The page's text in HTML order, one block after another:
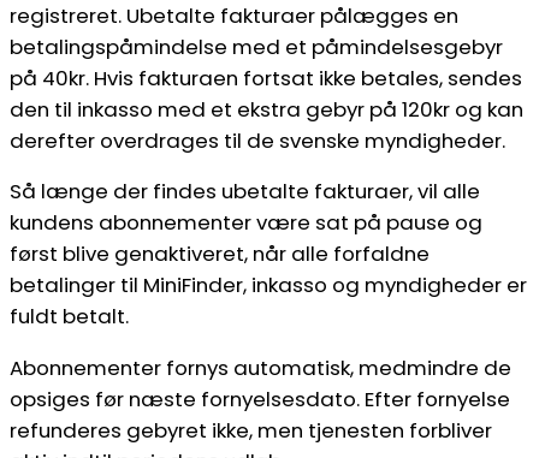
registreret. Ubetalte fakturaer pålægges en
betalingspåmindelse med et påmindelsesgebyr
på 40kr. Hvis fakturaen fortsat ikke betales, sendes
den til inkasso med et ekstra gebyr på 120kr og kan
derefter overdrages til de svenske myndigheder.
Så længe der findes ubetalte fakturaer, vil alle
kundens abonnementer være sat på pause og
først blive genaktiveret, når alle forfaldne
betalinger til MiniFinder, inkasso og myndigheder er
fuldt betalt.
Abonnementer fornys automatisk, medmindre de
opsiges før næste fornyelsesdato. Efter fornyelse
refunderes gebyret ikke, men tjenesten forbliver